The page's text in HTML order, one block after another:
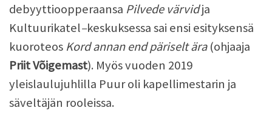
debyyttioopperaansa Pilvede värvidja
Kultuurikatel–keskuksessa sai ensi esityksensä
kuoroteos Kord annan end päriselt ära(ohjaaja
Priit Võigemast). Myös vuoden 2019
yleislaulujuhlilla Puur oli kapellimestarin ja
säveltäjän rooleissa.